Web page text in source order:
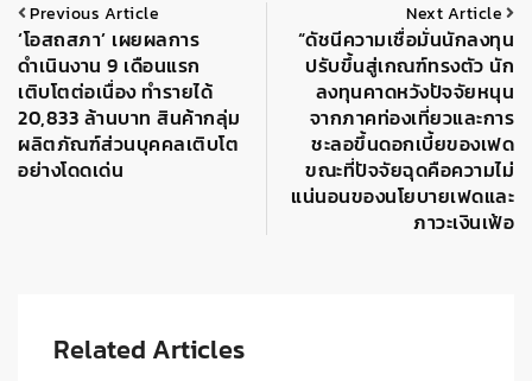
Previous Article
‘โอสถสภา’ เผยผลการ
ดำเนินงาน 9 เดือนแรก
เติบโตต่อเนื่อง ทำรายได้
20,833 ล้านบาท สินค้ากลุ่ม
ผลิตภัณฑ์ส่วนบุคคลเติบโต
อย่างโดดเด่น
Next Article
“ดัชนีความเชื่อมั่นนักลงทุน
ปรับขึ้นสู่เกณฑ์ทรงตัว นัก
ลงทุนคาดหวังปัจจัยหนุน
จากภาคท่องเที่ยวและการ
ชะลอขึ้นดอกเบี้ยของเฟด
ขณะที่ปัจจัยฉุดคือความไม่
แน่นอนของนโยบายเฟดและ
ภาวะเงินเฟ้อ
Related Articles